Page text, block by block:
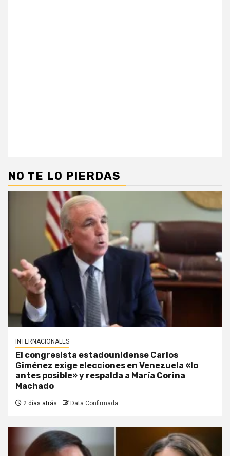
NO TE LO PIERDAS
INTERNACIONALES
El congresista estadounidense Carlos
Giménez exige elecciones en Venezuela «lo
antes posible» y respalda a María Corina
Machado
2 días atrás Data Confirmada